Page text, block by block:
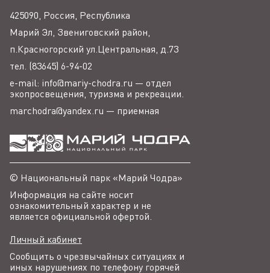
425090, Россия, Республика
Марий Эл, Звениговский район,
п.Красногорский ул.Центральная, д.73
тел. (83645) 6-94-02
e-mail: info@mariy-chodra.ru — отдел
экопросвещения, туризма и рекреации.
marchodra@yandex.ru — приемная
© Национальный парк «Марий Чодра»
Информация на сайте носит
ознакомительный характер и не
является официальной офертой.
Личный кабинет
Сообщить о чрезвычайных ситуациях и
иных нарушениях по телефону горячей